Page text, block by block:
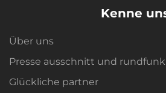
Kenne
Über uns
Presse ausschnitt und rundfunk
Glückliche partner